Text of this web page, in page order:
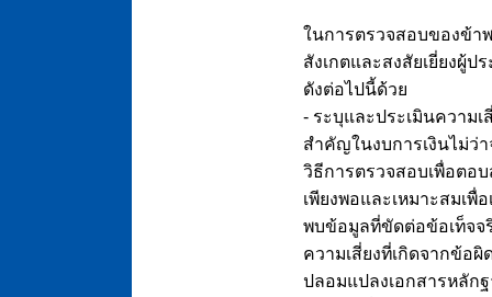
ในการตรวจสอบของข้า
สังเกตและสงสัยเยี่ยงผู้
ดังต่อไปนี้ด้วย
- ระบุและประเมินความ
สำคัญในงบการเงินไม่ว่
วิธีการตรวจสอบเพื่อตอ
เพียงพอและเหมาะสมเ
พบข้อมูลที่ขัดต่อข้อเท็จจ
ความเสี่ยงที่เกิดจากข้อ
ปลอมแปลงเอกสารหลัก